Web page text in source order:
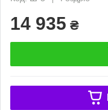
14 935 ₴